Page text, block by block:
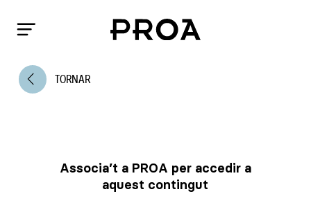
arrow_back_ios TORNAR
Associa’t a PROA per accedir a
aquest contingut